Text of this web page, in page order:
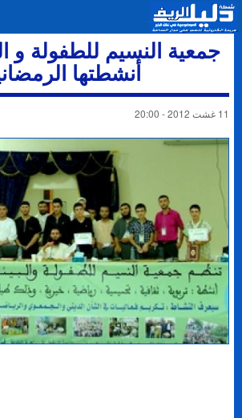
جمعية النسيم للطفولة و
أنشطتها
11 غشت 2012 - 20:00